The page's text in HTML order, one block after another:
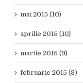
mai 2015 (10)
aprilie 2015 (10)
martie 2015 (9)
februarie 2015 (8)